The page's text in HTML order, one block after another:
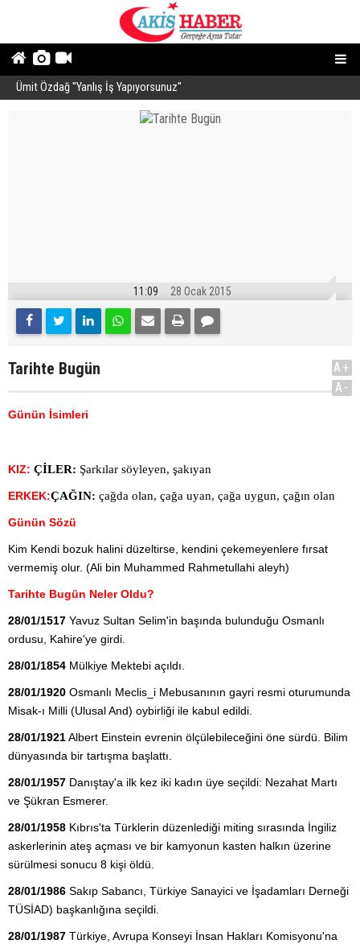
Ümit Özdağ ''Yanlış İş Yapıyorsunuz''
11:09 28 Ocak 2015
Tarihte Bugün
A+
A-
Günün İsimleri
KIZ: ÇİLER: Şarkılar söyleyen, şakıyan
ERKEK:ÇAĞIN: çağda olan, çağa uyan, çağa uygun, çağın olan
Günün Sözü
Kim Kendi bozuk halini düzeltirse, kendini çekemeyenlere fırsat
vermemiş olur. (Ali bin Muhammed Rahmetullahi aleyh)
Tarihte Bugün Neler Oldu?
28/01/1517 Yavuz Sultan Selim'in başında bulunduğu Osmanlı
ordusu, Kahire'ye girdi.
28/01/1854 Mülkiye Mektebi açıldı.
28/01/1920 Osmanlı Meclis_i Mebusanının gayri resmi oturumunda
Misak-ı Milli (Ulusal And) oybirliği ile kabul edildi.
28/01/1921Albert Einstein evrenin ölçülebileceğini öne sürdü. Bilim
dünyasında bir tartışma başlattı.
28/01/1957 Danıştay'a ilk kez iki kadın üye seçildi: Nezahat Martı
ve Şükran Esmerer.
28/01/1958 Kıbrıs'ta Türklerin düzenlediği miting sırasında İngiliz
askerlerinin ateş açması ve bir kamyonun kasten halkın üzerine
sürülmesi sonucu 8 kişi öldü.
28/01/1986 Sakıp Sabancı, Türkiye Sanayici ve İşadamları Derneği
TÜSİAD) başkanlığına seçildi.
28/01/1987 Türkiye, Avrupa Konseyi İnsan Hakları Komisyonu'na